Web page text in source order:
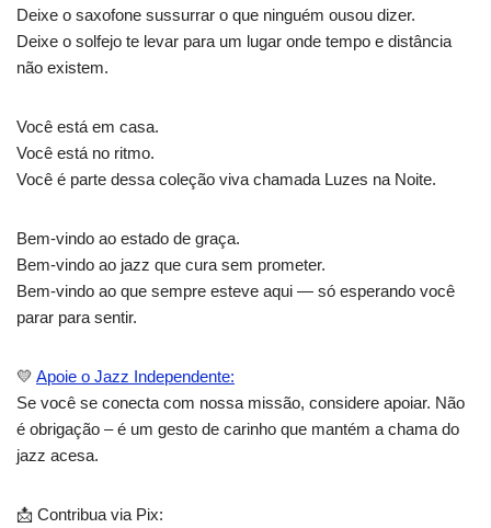
Deixe o saxofone sussurrar o que ninguém ousou dizer.
Deixe o solfejo te levar para um lugar onde tempo e distância
não existem.
Você está em casa.
Você está no ritmo.
Você é parte dessa coleção viva chamada Luzes na Noite.
Bem-vindo ao estado de graça.
Bem-vindo ao jazz que cura sem prometer.
Bem-vindo ao que sempre esteve aqui — só esperando você
parar para sentir.
💛 Apoie o Jazz Independente:
Se você se conecta com nossa missão, considere apoiar. Não
é obrigação – é um gesto de carinho que mantém a chama do
jazz acesa.
📩 Contribua via Pix: